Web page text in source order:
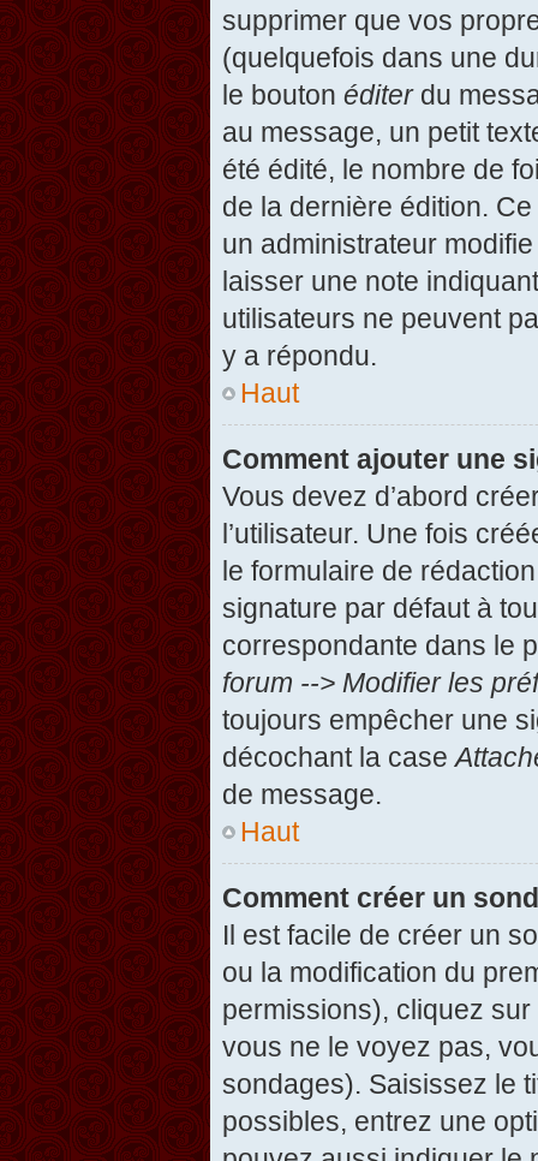
supprimer que vos
(quelquefois dans une
le bouton éditerdu
au message, un petit
été édité, le nombre de
de la dernière édition.
un administrateur
laisser une note
utilisateurs ne peuvent
y a répondu.
Haut
Comment ajouter une
Vous devez d’abord
l’utilisateur. Une fois
le formulaire de
signature par défaut à
correspondante dans le
forum --> Modifier les
toujours empêcher une
décochant la case
de message.
Haut
Comment créer un
Il est facile de créer un
ou la modification du
permissions), cliquez sur
vous ne le voyez pas,
sondages). Saisissez le
possibles, entrez une